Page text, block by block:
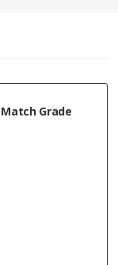
Match Grade